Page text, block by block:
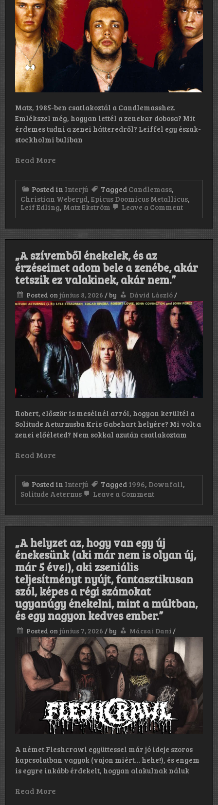
a
ezt
arról,
Matz, 1985-ben csatlakoztál a Candlemasshez.
Emlékszel még, hogyan lettél a zenekar dobosa? Mit
érdemes tudni a zenei hátteredről? Leiffel egy észak-
stockholmi buliban
Read More
Posted in Interjú Tagged Candlemass,
Christian Weberyd, Epicus Doomicus Metallicus,
Leif Edling, Matz Ekström Leave a Commenton
„epic
doom
egy
hat,
született
meg
az
Epicus
Doomicus
„A szívemből énekelek, és az
érzéseimet adom bele a zenébe, akár
tetszik ez valakinek, akár nem.”
Posted on június 8, 2026 /by Dávid László/
Robert, először is mesélnél arról, hogyan kerültél a
Solitude Aeturnusba Kris Gabehart helyére? Mi volt a
zenei előéleted? Nem sokkal azután csatlakoztam
Read More
Posted in Interjú Tagged 1996, Downfall,
Solitude Aeternus
Leave a Commenton
énekelek,
és
az
érzéseimet
adom
bele
zenébe,
akár
ez
valakinek,
akár
„A helyzet az, hogy van egy új
énekesünk (aki már nem is olyan új,
már 5 éve!), aki zseniális
teljesítményt nyújt, fantasztikusan
szól, képes a régi számokat
ugyanúgy énekelni, mint a múltban,
és egy nagyon kedves ember.”
Posted on június 7, 2026 /by Mácsai Dani /
A német Fleshcrawl együttessel már jó ideje szoros
kapcsolatban vagyok (vajon miért… hehe!), és engem
is egyre inkább érdekelt, hogyan alakulnak náluk
Read More